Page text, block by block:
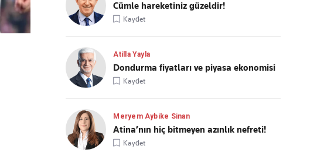
Cümle hareketiniz güzeldir!
Kaydet
Atilla Yayla
Dondurma fiyatları ve piyasa ekonomisi
Kaydet
Meryem Aybike Sinan
Atina’nın hiç bitmeyen azınlık nefreti!
Kaydet